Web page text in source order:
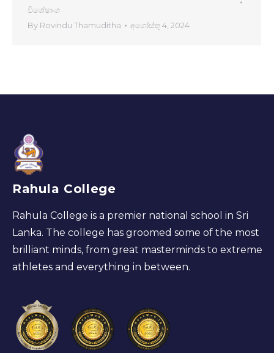
විශේෂාංග
By Rovindu Thamuditha අගෝස්තු 4, 2024
Rahula College
Rahula College is a premier national school in Sri
Lanka. The college has groomed some of the most
brilliant minds, from great masterminds to extreme
athletes and everything in between.